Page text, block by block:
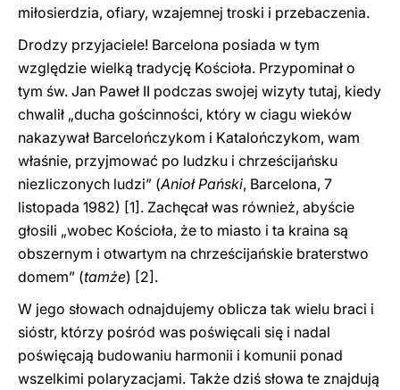
miłosierdzia, ofiary, wzajemnej troski i przebaczenia.
Drodzy przyjaciele! Barcelona posiada w tym
względzie wielką tradycję Kościoła. Przypominał o
tym św. Jan Paweł II podczas swojej wizyty tutaj, kiedy
chwalił „ducha gościnności, który w ciagu wieków
nakazywał Barcelończykom i Katalończykom, wam
właśnie, przyjmować po ludzku i chrześcijańsku
niezliczonych ludzi” (Anioł Pański, Barcelona, 7
listopada 1982) [1]. Zachęcał was również, abyście
głosili „wobec Kościoła, że to miasto i ta kraina są
obszernym i otwartym na chrześcijańskie braterstwo
domem” (tamże) [2].
W jego słowach odnajdujemy oblicza tak wielu braci i
sióstr, którzy pośród was poświęcali się i nadal
poświęcają budowaniu harmonii i komunii ponad
wszelkimi polaryzacjami. Także dziś słowa te znajdują